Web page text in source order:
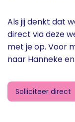
Als jij denkt dat
direct via deze
met je op. Voor
naar Hanneke
Solliciteer direct